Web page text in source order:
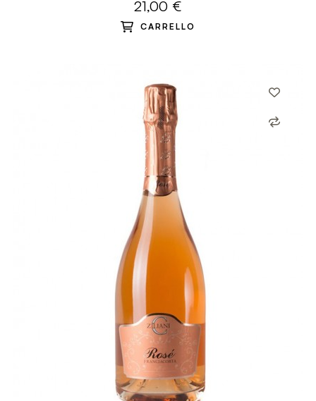
21,00 €
CARRELLO